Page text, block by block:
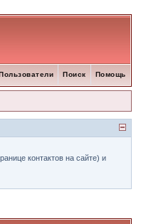
Помощь
Поиск
контактов на сайте) и